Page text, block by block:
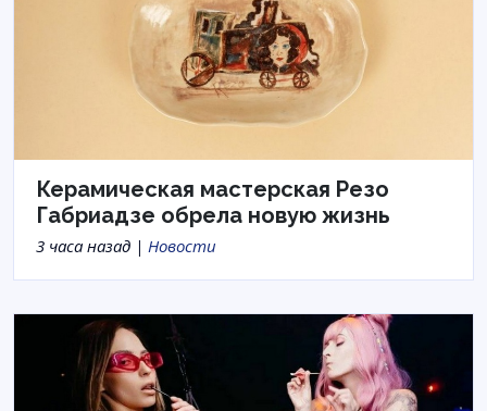
Керамическая мастерская Резо
Габриадзе обрела новую жизнь
3 часа назад | Новости